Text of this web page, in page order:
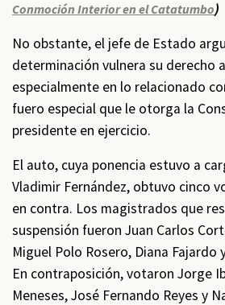
Conmoción Interior en el Catatumbo)
No obstante, el jefe de Estado
determinación vulnera su derecho
especialmente en lo relacionado
fuero especial que le otorga la
presidente en ejercicio.
El auto, cuya ponencia estuvo a
Vladimir Fernández, obtuvo cinco
en contra. Los magistrados que
suspensión fueron Juan Carlos
Miguel Polo Rosero, Diana Fajardo
En contraposición, votaron Jorge
Meneses, José Fernando Reyes y